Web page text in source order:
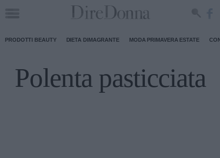
PRODOTTI BEAUTY DIETA DIMAGRANTE MODA PRIMAVERA ESTATE
Polenta pasticciata